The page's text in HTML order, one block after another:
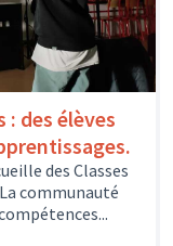
des élèves
des Classes
communauté